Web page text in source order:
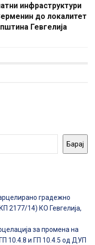
инфраструктури
до локалитет
Гевгелија
Барај
градежно
2177/14) КО Гевгелија,
за промена на
10.4.8 и ГП 10.4.5 од ДУП